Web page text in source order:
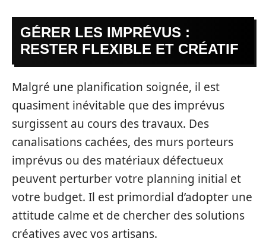
GÉRER LES IMPRÉVUS :
RESTER FLEXIBLE ET CRÉATIF
Malgré une planification soignée, il est
quasiment inévitable que des imprévus
surgissent au cours des travaux. Des
canalisations cachées, des murs porteurs
imprévus ou des matériaux défectueux
peuvent perturber votre planning initial et
votre budget. Il est primordial d’adopter une
attitude calme et de chercher des solutions
créatives avec vos artisans.